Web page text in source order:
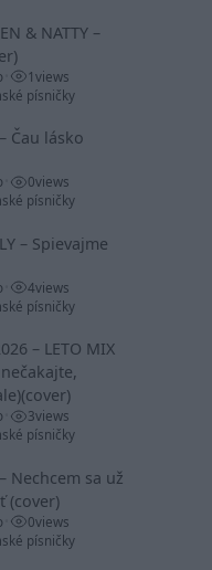
& NATTY –
1views
písničky
Čau lásko
0views
písničky
– Spievajme
4views
písničky
– LETO MIX
3views
písničky
Nechcem sa už
(cover)
0views
písničky